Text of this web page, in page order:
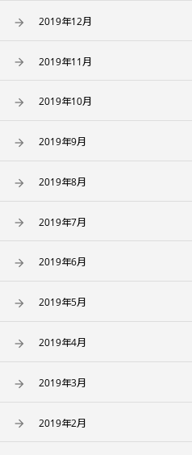
2019年12月
2019年11月
2019年10月
2019年9月
2019年8月
2019年7月
2019年6月
2019年5月
2019年4月
2019年3月
2019年2月